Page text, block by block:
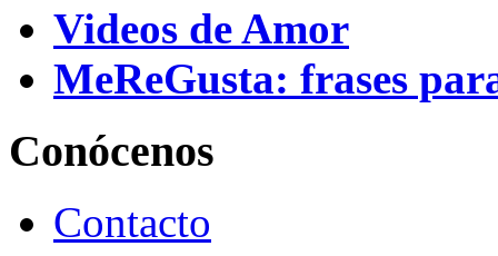
Otros sitios
Videos de Amor
MeReGusta: frases
Conócenos